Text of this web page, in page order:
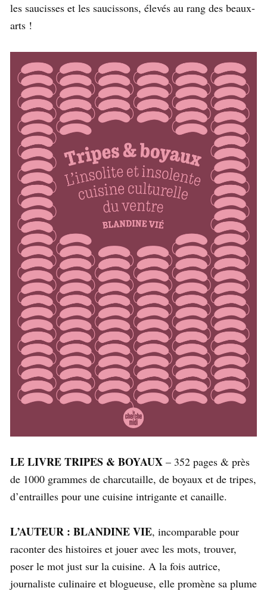
les saucisses et les saucissons, élevés au rang des beaux-
arts !
LE LIVRE TRIPES & BOYAUX – 352 pages & près
de 1000 grammes de charcutaille, de boyaux et de tripes,
d’entrailles pour une cuisine intrigante et canaille.
L’AUTEUR : BLANDINE VIE, incomparable pour
raconter des histoires et jouer avec les mots, trouver,
poser le mot just sur la cuisine. A la fois autrice,
journaliste culinaire et blogueuse, elle promène sa plume